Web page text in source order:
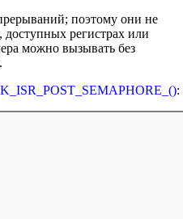
поэтому они не
регистрах или
можно вызывать без
: